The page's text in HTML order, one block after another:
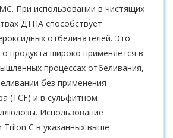
При использовании в чистящих
ДТПА способствует
отбеливателей. Это
продукта широко применяется в
процессах отбеливания,
без применения
(TCF) и в сульфитном
Использование
Trilon C в указанных выше